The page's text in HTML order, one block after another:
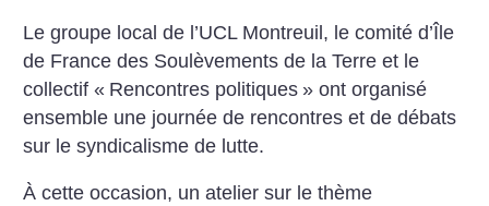
Le groupe local de l’UCL Montreuil, le comité d’Île
de France des Soulèvements de la Terre et le
collectif « Rencontres politiques » ont organisé
ensemble une journée de rencontres et de débats
sur le syndicalisme de lutte.
À cette occasion, un atelier sur le thème